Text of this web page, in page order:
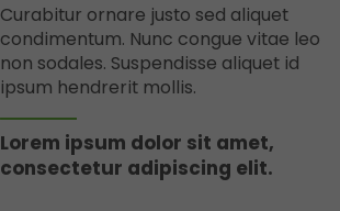
Curabitur ornare justo sed aliquet
condimentum. Nunc congue vitae leo
non sodales. Suspendisse aliquet id
ipsum hendrerit mollis.
Lorem ipsum dolor sit amet,
consectetur adipiscing elit.